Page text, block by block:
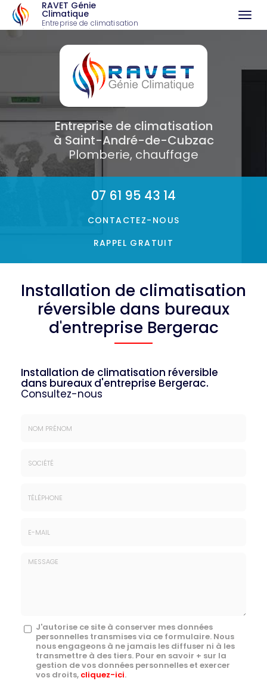
RAVET Génie
Climatique
Entreprise de climatisation
à Saint-André-de-Cubzac
Entreprise de climatisation
à Saint-André-de-Cubzac
Plomberie, chauffage
07 61 95 43 14
CONTACTEZ- NOUS
RAPPEL GRATUIT
Installation de climatisation
réversible dans bureaux
d'entreprise Bergerac
Installation de climatisation réversible
dans bureaux d'entreprise Bergerac.
Consultez-nous
Message
J'autorise ce site à conserver mes données
personnelles transmises via ce formulaire. Nous
nous engageons à ne jamais les diffuser ni à les
transmettre à des tiers. Pour en savoir + sur la
gestion de vos données personnelles et exercer
vos droits, cliquez-ici.